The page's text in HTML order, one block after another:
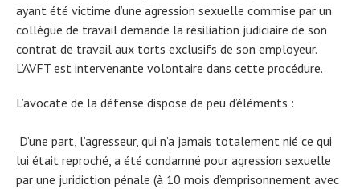
ayant été victime d’une agression sexuelle commise par un
collègue de travail demande la résiliation judiciaire de son
contrat de travail aux torts exclusifs de son employeur.
L’AVFT est intervenante volontaire dans cette procédure.
L’avocate de la défense dispose de peu d’éléments :
D’une part, l’agresseur, qui n’a jamais totalement nié ce qui
lui était reproché, a été condamné pour agression sexuelle
par une juridiction pénale (à 10 mois d’emprisonnement avec